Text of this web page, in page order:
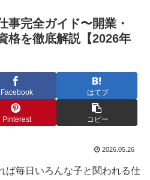
事完全ガイド〜開業・
格を徹底解説【2026年
Facebook はてブ
Pinterest コピー
2026.05.26
ば毎日いろんな子と関われる仕